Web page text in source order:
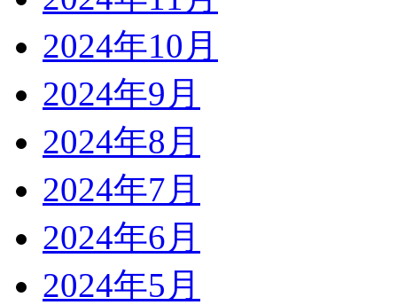
2024年10月
2024年9月
2024年8月
2024年7月
2024年6月
2024年5月